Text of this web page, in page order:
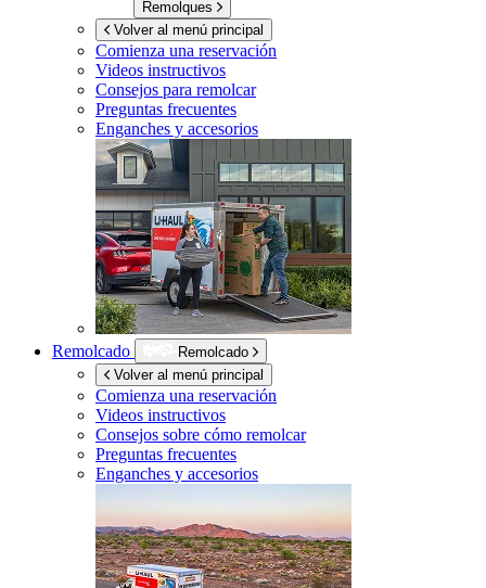
Remolques
Volver al menú principal
Comienza una reservación
Videos instructivos
Consejos para remolcar
Preguntas frecuentes
Enganches y accesorios
Remolcado
Remolcado
Volver al menú principal
Comienza una reservación
Videos instructivos
Consejos sobre cómo remolcar
Preguntas frecuentes
Enganches y accesorios